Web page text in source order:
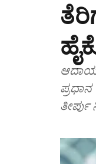
ಆದಾಯ
ತೀರ್ಪು